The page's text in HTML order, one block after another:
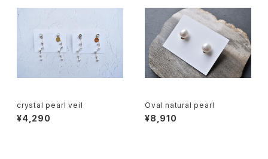
crystal pearl veil
¥4,290
Oval natural pearl
¥8,910